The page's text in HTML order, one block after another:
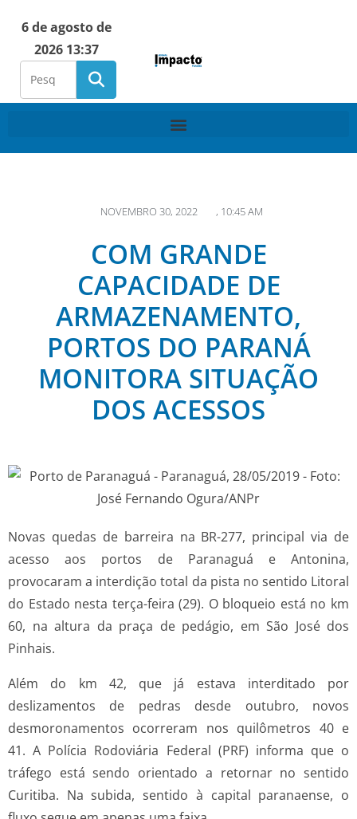
6 de agosto de
2026 13:37
NOVEMBRO 30, 2022 , 10:45 AM
COM GRANDE
CAPACIDADE DE
ARMAZENAMENTO,
PORTOS DO PARANÁ
MONITORA SITUAÇÃO
DOS ACESSOS
Novas quedas de barreira na BR-277, principal via de
acesso aos portos de Paranaguá e Antonina,
provocaram a interdição total da pista no sentido Litoral
do Estado nesta terça-feira (29). O bloqueio está no km
60, na altura da praça de pedágio, em São José dos
Pinhais.
Além do km 42, que já estava interditado por
deslizamentos de pedras desde outubro, novos
desmoronamentos ocorreram nos quilômetros 40 e
41. A Polícia Rodoviária Federal (PRF) informa que o
tráfego está sendo orientado a retornar no sentido
Curitiba. Na subida, sentido à capital paranaense, o